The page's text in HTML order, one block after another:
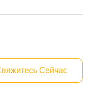
Сейчас